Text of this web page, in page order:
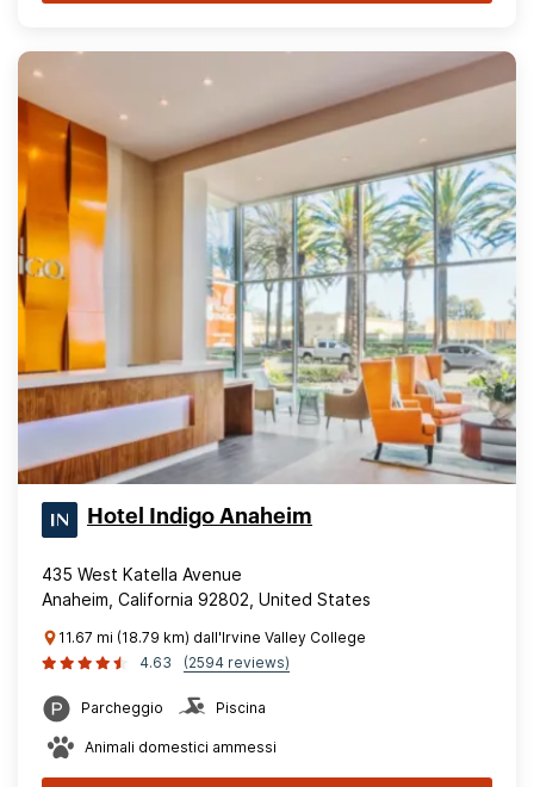
Hotel Indigo Anaheim
435 West Katella Avenue
Anaheim, California 92802, United States
11.67 mi (18.79 km) dall'Irvine Valley College
4.63
(2594 reviews)
Parcheggio Piscina
Animali domestici ammessi